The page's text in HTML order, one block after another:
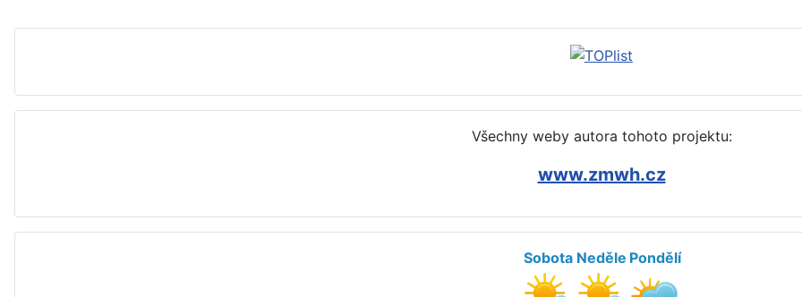
Všechny weby autora tohoto projektu:
www.zmwh.cz
Sobota Neděle Pondělí